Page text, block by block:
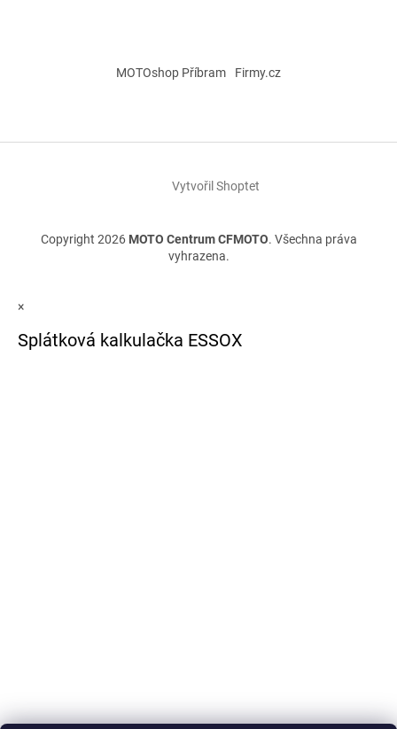
MOTOshop Příbram Firmy.cz
Vytvořil Shoptet
Copyright 2026 MOTO Centrum CFMOTO. Všechna práva
vyhrazena.
×
Splátková kalkulačka ESSOX